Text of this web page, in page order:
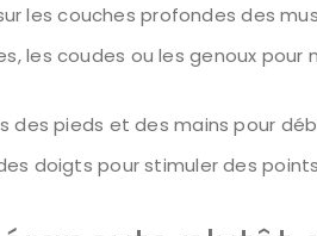
les couches profondes des
les coudes ou les genoux pour
pieds et des mains pour
doigts pour stimuler des